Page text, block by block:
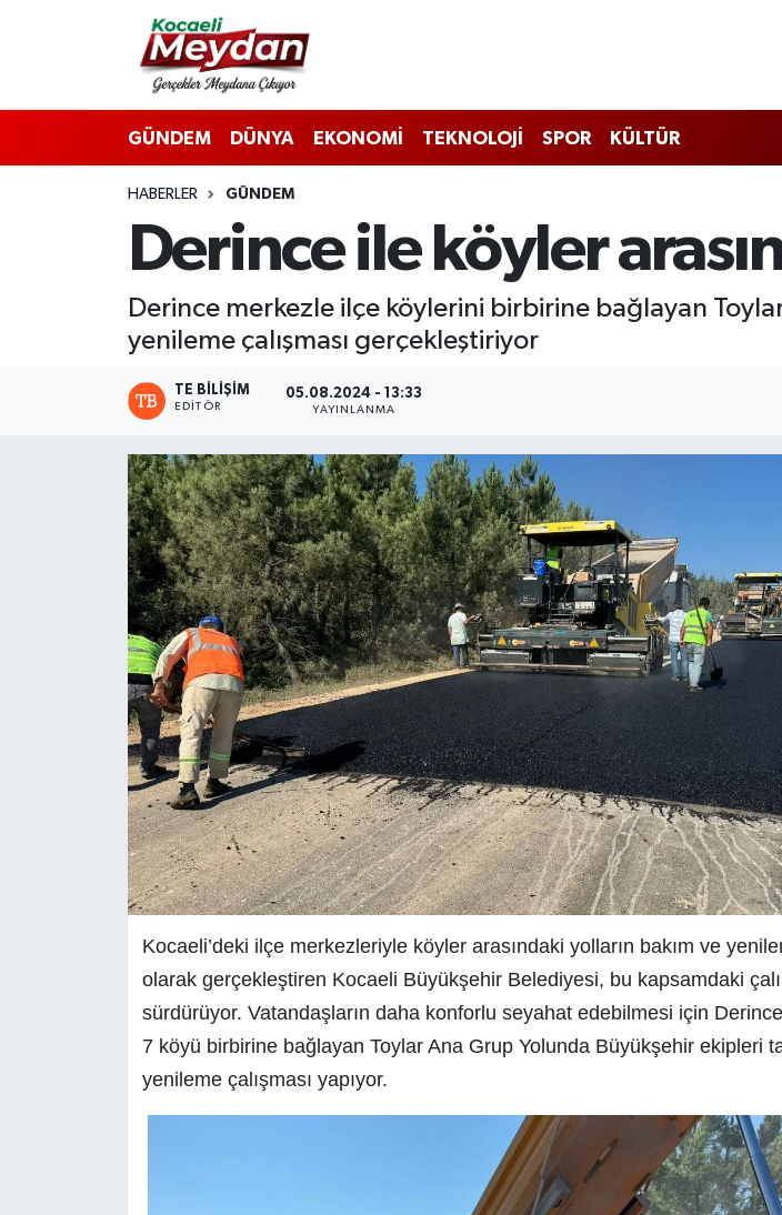
GÜNDEM DÜNYA EKONOMİ TEKNOLOJİ SPOR KÜLTÜR
HABERLER GÜNDEM
Derince ile köyler
Derince merkezle ilçe köylerini birbirine bağlayan
yenileme çalışması gerçekleştiriyor
TE BILIŞIM
EDITÖR
05.08.2024 - 13:33
YAYINLANMA
Kocaeli’deki ilçe merkezleriyle köyler arasındaki yolların bakım ve
olarak gerçekleştiren Kocaeli Büyükşehir Belediyesi, bu kapsamdaki
sürdürüyor. Vatandaşların daha konforlu seyahat edebilmesi için
7 köyü birbirine bağlayan Toylar Ana Grup Yolunda Büyükşehir ekipleri
yenileme çalışması yapıyor.
Nöbetçi Eczaneler
Hava Durumu
Trafik Durumu
Süper Lig Puan Durumu ve Fikstür
Tüm Manşetler
Haber Arşivi